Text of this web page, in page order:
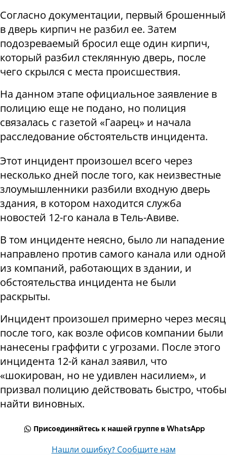
Согласно документации, первый брошенный
в дверь кирпич не разбил ее. Затем
подозреваемый бросил еще один кирпич,
который разбил стеклянную дверь, после
чего скрылся с места происшествия.
На данном этапе официальное заявление в
полицию еще не подано, но полиция
связалась с газетой «Гаарец» и начала
расследование обстоятельств инцидента.
Этот инцидент произошел всего через
несколько дней после того, как неизвестные
злоумышленники разбили входную дверь
здания, в котором находится служба
новостей 12-го канала в Тель-Авиве.
В том инциденте неясно, было ли нападение
направлено против самого канала или одной
из компаний, работающих в здании, и
обстоятельства инцидента не были
раскрыты.
Инцидент произошел примерно через месяц
после того, как возле офисов компании были
нанесены граффити с угрозами. После этого
инцидента 12-й канал заявил, что
«шокирован, но не удивлен ​​насилием», и
призвал полицию действовать быстро, чтобы
найти виновных.
Присоединяйтесь к нашей группе в WhatsApp
Нашли ошибку? Сообщите нам